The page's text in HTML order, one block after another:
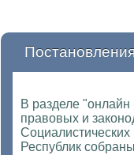
В разделе
правовых и
Социалистических
Республик